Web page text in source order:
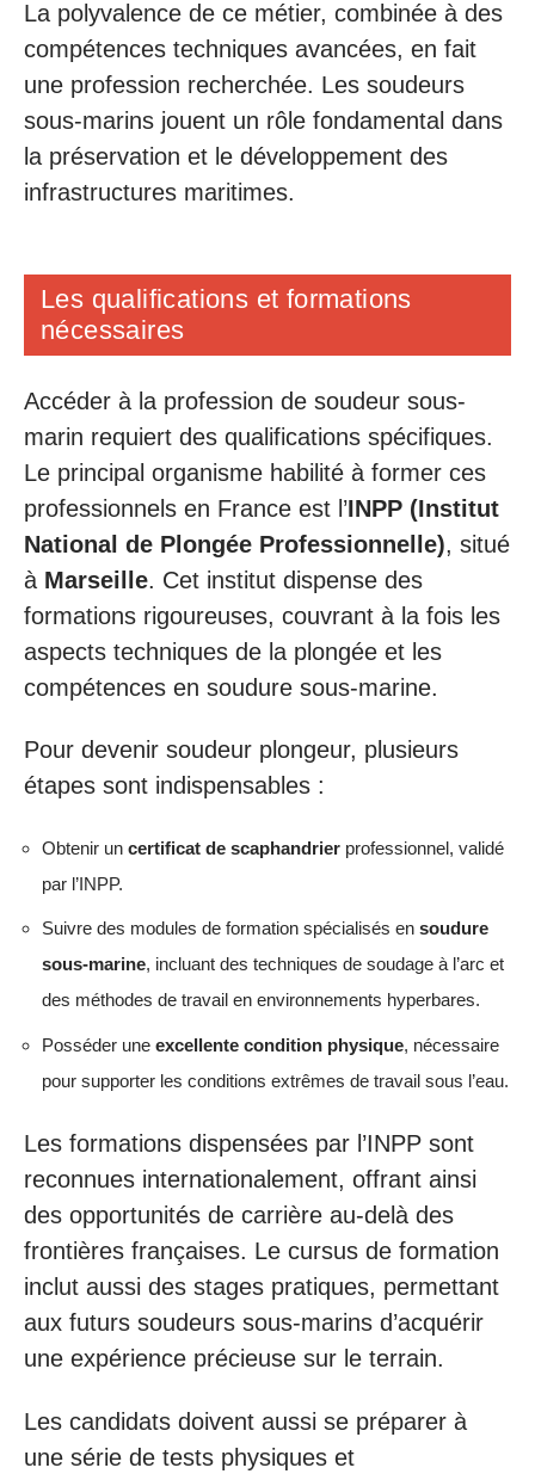
La polyvalence de ce métier, combinée à des
compétences techniques avancées, en fait
une profession recherchée. Les soudeurs
sous-marins jouent un rôle fondamental dans
la préservation et le développement des
infrastructures maritimes.
Les qualifications et formations
nécessaires
Accéder à la profession de soudeur sous-
marin requiert des qualifications spécifiques.
Le principal organisme habilité à former ces
professionnels en France est l’INPP (Institut
National de Plongée Professionnelle), situé
à Marseille. Cet institut dispense des
formations rigoureuses, couvrant à la fois les
aspects techniques de la plongée et les
compétences en soudure sous-marine.
Pour devenir soudeur plongeur, plusieurs
étapes sont indispensables :
Obtenir un certificat de scaphandrier professionnel, validé
par l’INPP.
Suivre des modules de formation spécialisés en soudure
sous-marine, incluant des techniques de soudage à l’arc et
des méthodes de travail en environnements hyperbares.
Posséder une excellente condition physique, nécessaire
pour supporter les conditions extrêmes de travail sous l’eau.
Les formations dispensées par l’INPP sont
reconnues internationalement, offrant ainsi
des opportunités de carrière au-delà des
frontières françaises. Le cursus de formation
inclut aussi des stages pratiques, permettant
aux futurs soudeurs sous-marins d’acquérir
une expérience précieuse sur le terrain.
Les candidats doivent aussi se préparer à
une série de tests physiques et